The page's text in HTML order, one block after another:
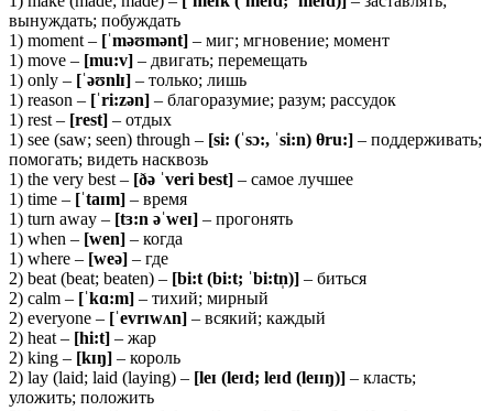
вынуждать; побуждать
1) moment – [ˈməʊmənt] – миг; мгновение; момент
1) move – [mu:v] – двигать; перемещать
1) only – [ˈəʊnlɪ] – только; лишь
1) reason – [ˈri:zən] – благоразумие; разум; рассудок
1) rest – [rest] – отдых
1) see (saw; seen) through – [si: (ˈsɔ:, ˈsi:n) θru:] – поддерживать;
помогать; видеть насквозь
1) the very best – [ðə ˈveri best] – самое лучшее
1) time – [ˈtaɪm] – время
1) turn away – [tɜ:n əˈweɪ] – прогонять
1) when – [wen] – когда
1) where – [weə] – где
2) beat (beat; beaten) – [bi:t (bi:t; ˈbi:tn̩)] – биться
2) calm – [ˈkɑ:m] – тихий; мирный
2) everyone – [ˈevrɪwʌn] – всякий; каждый
2) heat – [hi:t] – жар
2) king – [kɪŋ] – король
2) lay (laid; laid (laying) – [leɪ (leɪd; leɪd (leɪɪŋ)] – класть;
уложить; положить